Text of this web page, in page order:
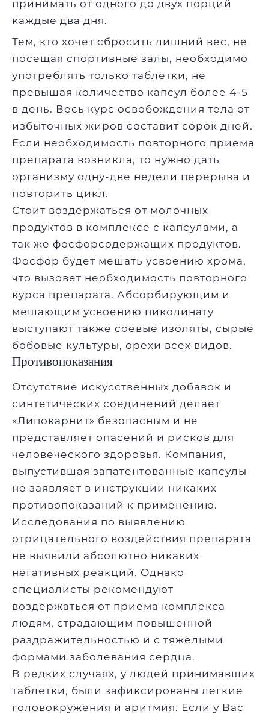
принимать от одного до двух порций
каждые два дня.
Тем, кто хочет сбросить лишний вес, не
посещая спортивные залы, необходимо
употреблять только таблетки, не
превышая количество капсул более 4-5
в день. Весь курс освобождения тела от
избыточных жиров составит сорок дней.
Если необходимость повторного приема
препарата возникла, то нужно дать
организму одну-две недели перерыва и
повторить цикл.
Стоит воздержаться от молочных
продуктов в комплексе с капсулами, а
так же фосфорсодержащих продуктов.
Фосфор будет мешать усвоению хрома,
что вызовет необходимость повторного
курса препарата. Абсорбирующим и
мешающим усвоению пиколинату
выступают также соевые изоляты, сырые
бобовые культуры, орехи всех видов.
Противопоказания
Отсутствие искусственных добавок и
синтетических соединений делает
«Липокарнит» безопасным и не
представляет опасений и рисков для
человеческого здоровья. Компания,
выпустившая запатентованные капсулы
не заявляет в инструкции никаких
противопоказаний к применению.
Исследования по выявлению
отрицательного воздействия препарата
не выявили абсолютно никаких
негативных реакций. Однако
специалисты рекомендуют
воздержаться от приема комплекса
людям, страдающим повышенной
раздражительностью и с тяжелыми
формами заболевания сердца.
В редких случаях, у людей принимавших
таблетки, были зафиксированы легкие
головокружения и аритмия. Если у Вас